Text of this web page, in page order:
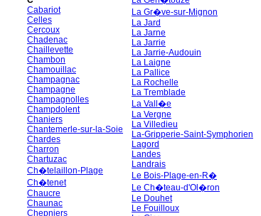
Cabariot
Celles
Cercoux
Chadenac
Chaillevette
Chambon
Chamouillac
Champagnac
Champagne
Champagnolles
Champdolent
Chaniers
Chantemerle-sur-la-Soie
Chardes
Charron
Chartuzac
Ch�telaillon-Plage
Ch�tenet
Chaucre
Chaunac
Chepniers
La Gr�ve-sur-Mignon
La Jard
La Jarne
La Jarrie
La Jarrie-Audouin
La Laigne
La Pallice
La Rochelle
La Tremblade
La Vall�e
La Vergne
La Villedieu
La-Gripperie-Saint-Symphorien
Lagord
Landes
Landrais
Le Bois-Plage-en-R�
Le Ch�teau-d'Ol�ron
Le Douhet
Le Fouilloux